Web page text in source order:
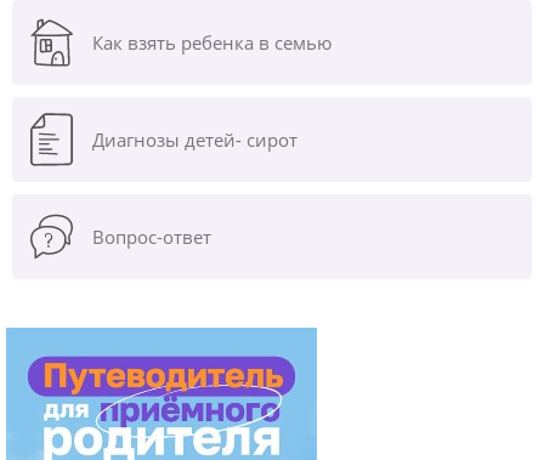
Как взять ребенка в семью
Диагнозы детей- сирот
Вопрос-ответ